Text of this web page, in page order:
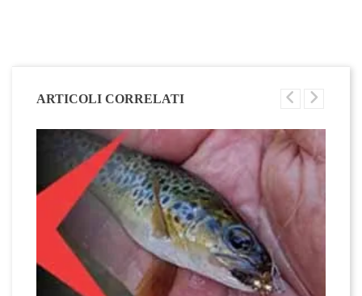
ARTICOLI CORRELATI